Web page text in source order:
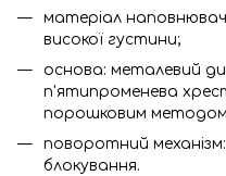
матеріал
високої густини;
основа: металевий
п'ятипроменева
порошковим
поворотний
блокування.